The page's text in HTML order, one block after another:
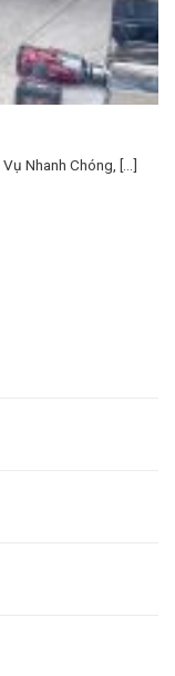
Nhanh Chóng, [...]